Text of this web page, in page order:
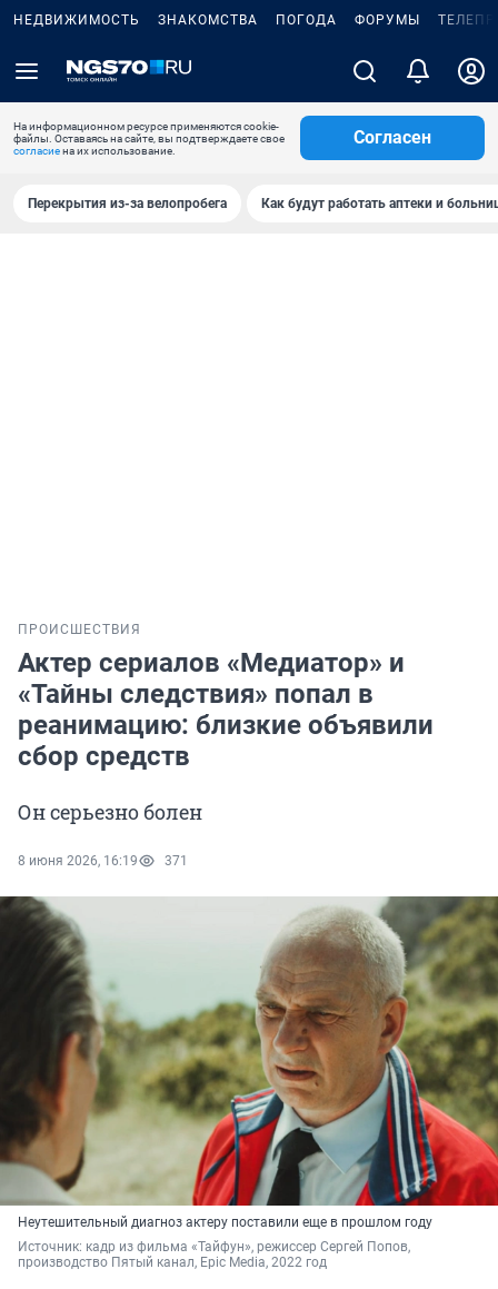
НЕДВИЖИМОСТЬ ЗНАКОМСТВА ПОГОДА ФОРУМЫ
На информационном ресурсе применяются cookie-
файлы. Оставаясь на сайте, вы подтверждаете свое
согласиена их использование.
Согласен
Перекрытия из-за велопробега Как будут работать аптеки и
ПРОИСШЕСТВИЯ
Актер сериалов «Медиатор» и
«Тайны следствия» попал в
реанимацию: близкие объявили
сбор средств
Он серьезно болен
8 июня 2026, 16:19 371
Неутешительный диагноз актеру поставили еще в прошлом году
Источник: кадр из фильма «Тайфун», режиссер Сергей Попов,
производство Пятый канал, Epic Media, 2022 год